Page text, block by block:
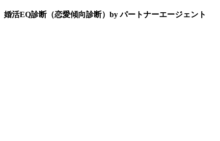
婚活EQ診断（恋愛傾向診断）by パートナーエージェント